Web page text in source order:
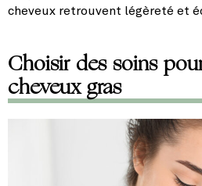
cheveux retrouvent légèreté et
Choisir des soins
cheveux gras